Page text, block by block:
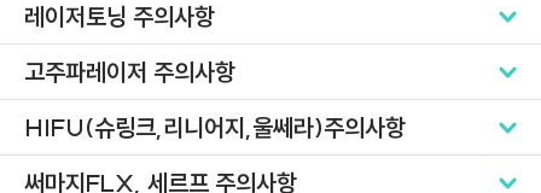
레이저토닝 주의사항
고주파레이저 주의사항
HIFU(슈링크,리니어지,울쎄라)주의사항
써마지FLX, 세르프 주의사항